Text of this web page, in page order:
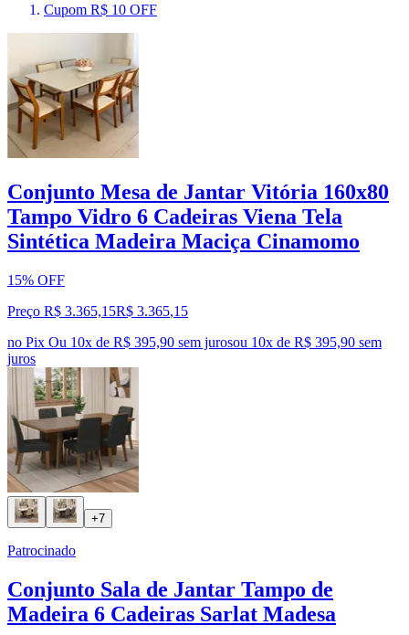
Cupom R$ 10 OFF
Conjunto Mesa de Jantar Vitória 160x80
Tampo Vidro 6 Cadeiras Viena Tela
Sintética Madeira Maciça Cinamomo
15% OFF
Preço R$ 3.365,15R$ 3.365,15
no Pix Ou 10x de R$ 395,90 sem jurosou 10x de R$ 395,90 sem
juros
+7
Patrocinado
Conjunto Sala de Jantar Tampo de
Madeira 6 Cadeiras Sarlat Madesa